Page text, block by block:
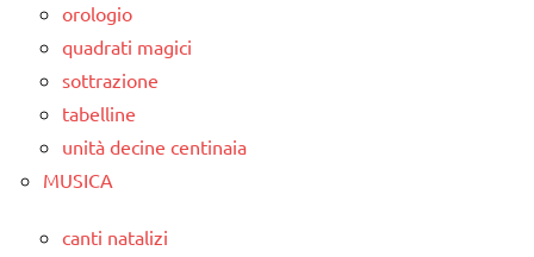
orologio
quadrati magici
sottrazione
tabelline
unità decine centinaia
MUSICA
canti natalizi